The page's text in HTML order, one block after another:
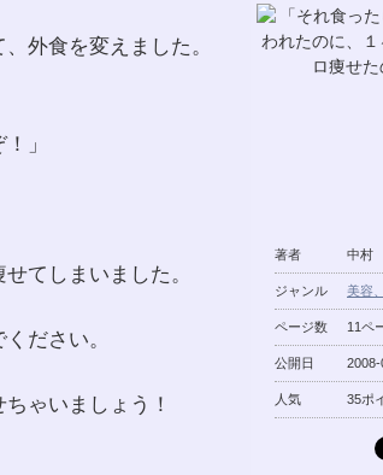
著者 中村
ジャンル 美容
ページ数 11ペ
公開日
人気 35ポ
外食を変えました。
」
てしまいました。
ださい。
ゃいましょう！